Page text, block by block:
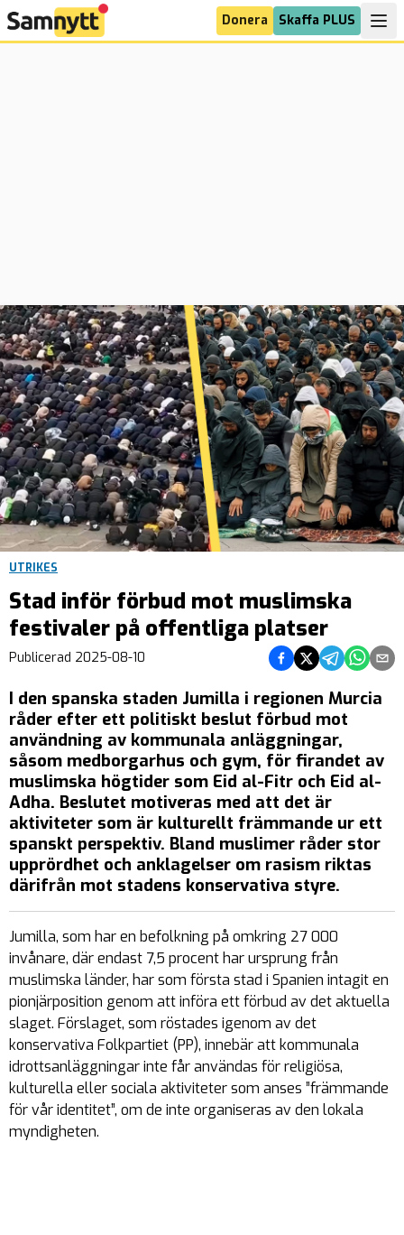
Donera Skaffa PLUS
UTRIKES
Stad inför förbud mot muslimska
festivaler på offentliga platser
Publicerad 2025-08-10 Dela på Facebook
Dela på Twitter
Dela påDela på
Dela
I den spanska staden Jumilla i regionen Murcia
råder efter ett politiskt beslut förbud mot
användning av kommunala anläggningar,
såsom medborgarhus och gym, för firandet av
muslimska högtider som Eid al-Fitr och Eid al-
Adha. Beslutet motiveras med att det är
aktiviteter som är kulturellt främmande ur ett
spanskt perspektiv. Bland muslimer råder stor
upprördhet och anklagelser om rasism riktas
därifrån mot stadens konservativa styre.
Jumilla, som har en befolkning på omkring 27 000
invånare, där endast 7,5 procent har ursprung från
muslimska länder, har som första stad i Spanien intagit en
pionjärposition genom att införa ett förbud av det aktuella
slaget. Förslaget, som röstades igenom av det
konservativa Folkpartiet (PP), innebär att kommunala
idrottsanläggningar inte får användas för religiösa,
kulturella eller sociala aktiviteter som anses ”främmande
för vår identitet”, om de inte organiseras av den lokala
myndigheten.